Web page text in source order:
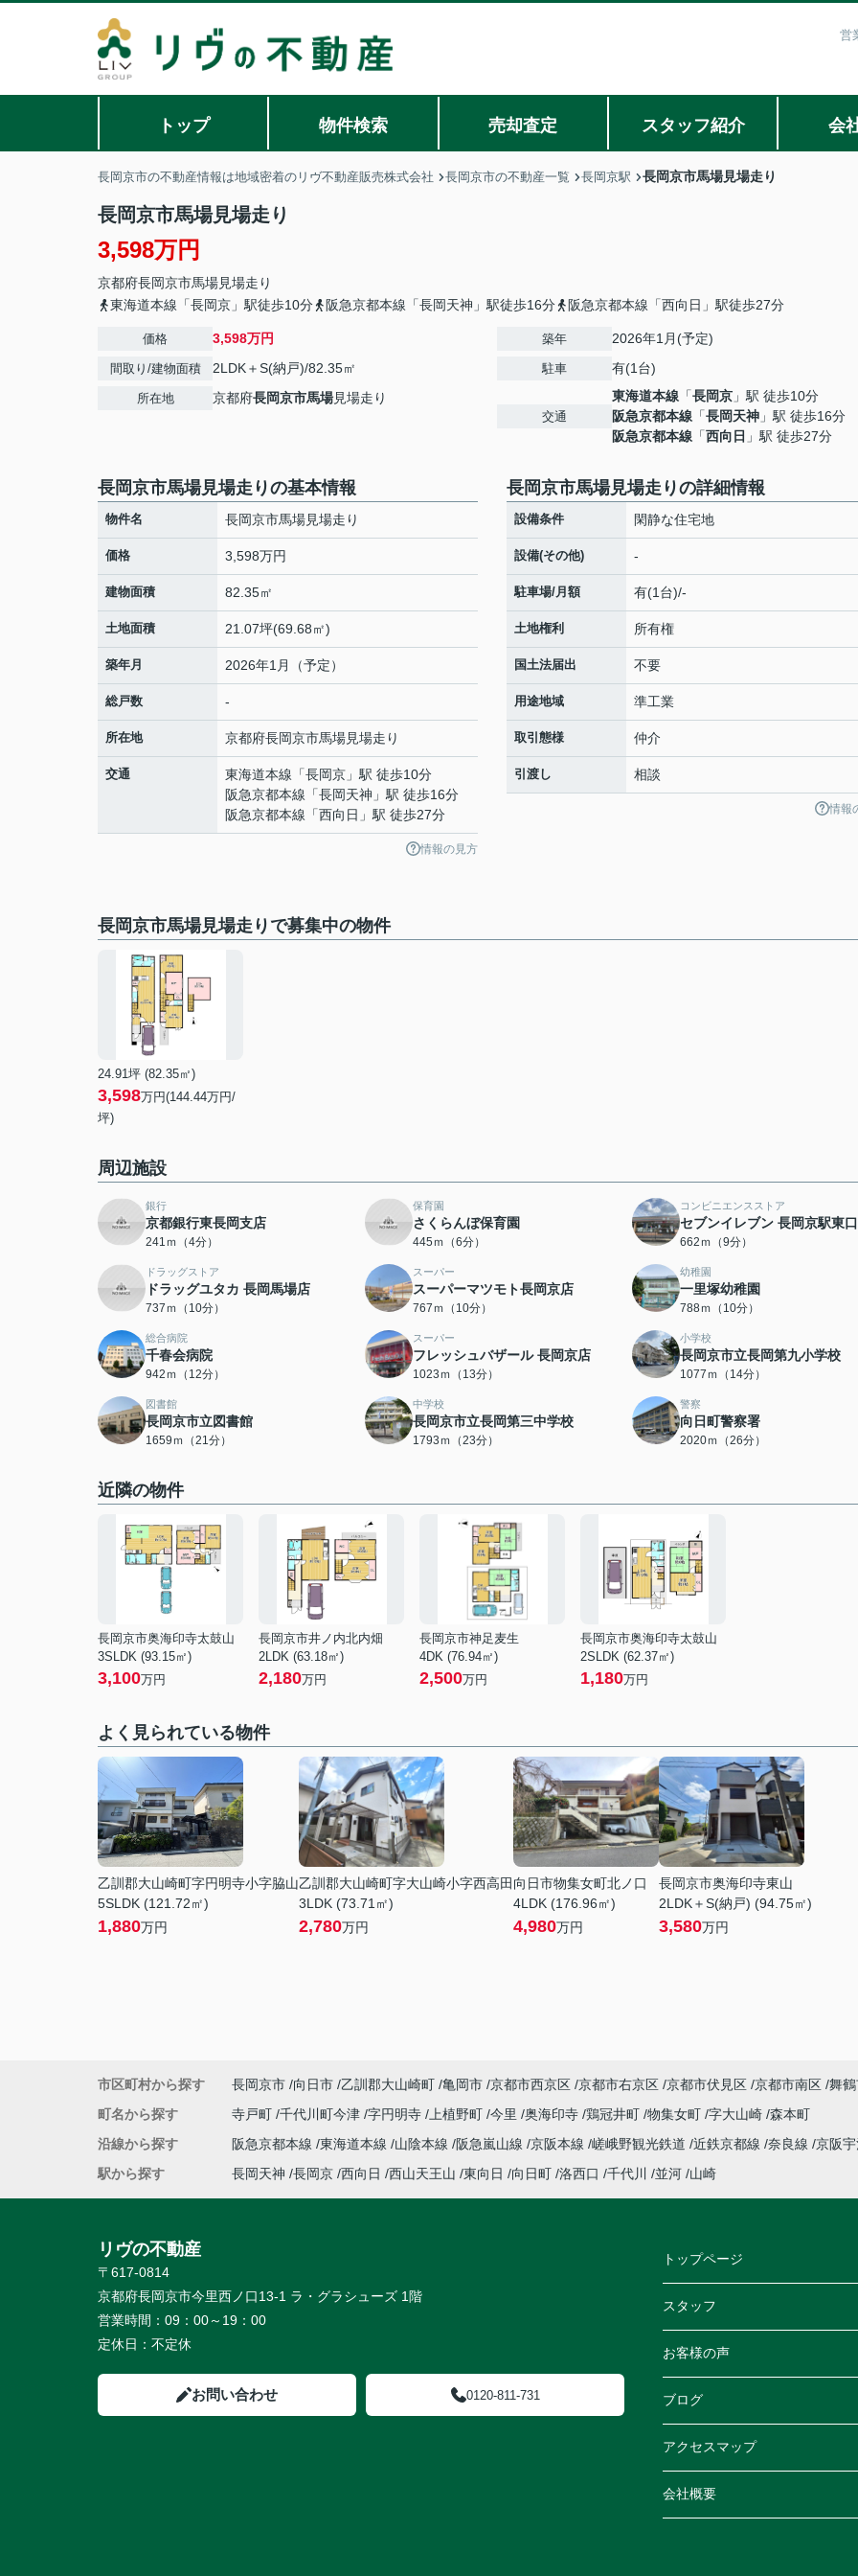
営
トップ 物件検索 売却査定 スタッフ紹介 会
長岡京市の不動産情報は地域密着のリヴ不動産販売株式会社 長岡京市の不動産一覧 長岡京駅 長岡京市馬場見場走り
長岡京市馬場見場走り
3,598万円
京都府長岡京市馬場見場走り
東海道本線「長岡京」駅徒歩10分
阪急京都本線「長岡天神」駅徒歩16分 阪急京都本線「西向日」駅徒歩27分
価格 3,598万円
間取り/建物面積 2LDK＋S(納戸)/82.35㎡
所在地 京都府長岡京市馬場見場走り
築年 2026年1月(予定)
駐車 有(1台)
交通
東海道本線 「長岡京 」駅 徒歩10分
阪急京都本線 「長岡天神 」駅 徒歩16分
阪急京都本線 「西向日 」駅 徒歩27分
長岡京市馬場見場走りの基本情報
物件名 長岡京市馬場見場走り
価格 3,598万円
建物面積 82.35㎡
土地面積 21.07坪(69.68㎡)
築年月 2026年1月（予定）
総戸数 -
所在地 京都府長岡京市馬場見場走り
交通 東海道本線 「長岡京 」駅 徒歩10分
阪急京都本線 「長岡天神 」駅 徒歩16分
阪急京都本線 「西向日 」駅 徒歩27分
情報の見方
長岡京市馬場見場走りの詳細情報
設備条件 閑静な住宅地
設備(その他) -
駐車場/月額 有(1台)/-
土地権利 所有権
国土法届出 不要
用途地域 準工業
取引態様 仲介
引渡し 相談
情報
長岡京市馬場見場走りで募集中の物件
24.91坪 (82.35㎡)
3,598万円(144.44万円/
坪)
周辺施設
銀行
京都銀行東長岡支店
241ｍ（4分）
保育園
さくらんぼ保育園
445ｍ（6分）
コンビニエンスストア
セブンイレブン 長岡京駅東
662ｍ（9分）
ドラッグストア
ドラッグユタカ 長岡馬場店
737ｍ（10分）
スーパー
スーパーマツモト長岡京店
767ｍ（10分）
幼稚園
一里塚幼稚園
788ｍ（10分）
総合病院
千春会病院
942ｍ（12分）
スーパー
フレッシュバザール 長岡京店
1023ｍ（13分）
小学校
長岡京市立長岡第九小学校
1077ｍ（14分）
図書館
長岡京市立図書館
1659ｍ（21分）
中学校
長岡京市立長岡第三中学校
1793ｍ（23分）
警察
向日町警察署
2020ｍ（26分）
近隣の物件
長岡京市奥海印寺太鼓山
3SLDK (93.15㎡)
3,100万円
長岡京市井ノ内北内畑
2LDK (63.18㎡)
2,180万円
長岡京市神足麦生
4DK (76.94㎡)
2,500万円
長岡京市奥海印寺太鼓山
2SLDK (62.37㎡)
1,180万円
よく見られている物件
乙訓郡大山崎町字円明寺小字脇山
5SLDK (121.72㎡)
1,880万円
乙訓郡大山崎町字大山崎小字西高田
3LDK (73.71㎡)
2,780万円
向日市物集女町北ノ口
4LDK (176.96㎡)
4,980万円
長岡京市奥海印寺東山
2LDK＋S(納戸) (94.75㎡)
3,580万円
市区町村から探す 長岡京市 向日市 乙訓郡大山崎町 亀岡市 京都市西京区 京都市右京区 京都市伏見区 京都市南区 舞
町名から探す
寺戸町 千代川町今津 字円明寺 上植野町 今里 奥海印寺 鶏冠井町 物集女町 字大山崎 森本町
沿線から探す
阪急京都本線 東海道本線 山陰本線 阪急嵐山線 京阪本線 嵯峨野観光鉄道 近鉄京都線 奈良線 京阪
駅から探す
長岡天神 長岡京 西向日 西山天王山 東向日 向日町 洛西口 千代川 並河 山崎
リヴの不動産
〒617-0814
京都府長岡京市今里西ノ口13-1 ラ・グラシューズ 1階
営業時間： 09：00～19：00
定休日： 不定休
お問い合わせ 0120-811-731
トップページ
スタッフ
お客様の声
ブログ
アクセスマップ
会社概要